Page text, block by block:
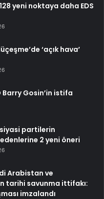
yeni noktaya daha EDS
‘açık hava’
Barry Gosin’in istifa
siyasi partilerin
2 yeni öneri
Arabistan ve
tarihi savunma ittifakı:
imzalandı